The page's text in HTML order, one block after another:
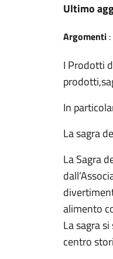
Ultimo
Argomenti :
I Prodotti
In
La sagra
La Sagra
alimento
La sagra
centro